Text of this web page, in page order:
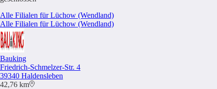
Alle Filialen für Lüchow (Wendland)
Alle Filialen für Lüchow (Wendland)
Bauking
Friedrich-Schmelzer-Str. 4
39340 Haldensleben
42,76 km